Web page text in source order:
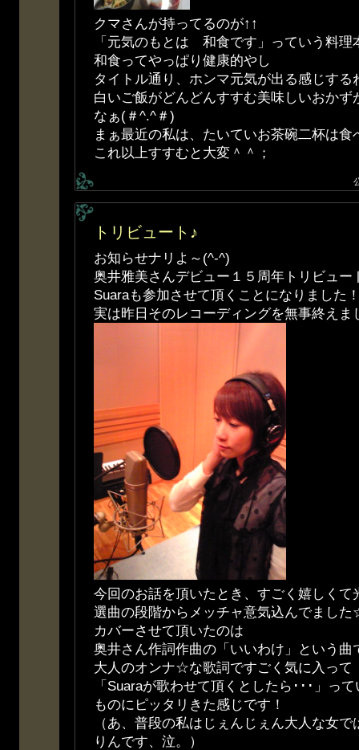
クマさんが持ってるのが↑↑
「元気のもとは 和食です」っていう料理
和食ってやっぱり健康的やし
タイトル通り、ホンマ元気が出る感じする
白いご飯がどんどんすすむ美味しいおかず
なぁ(＃^.^＃)
まぁ最近の私は、たいていお茶碗二杯は食
これ以上すすむと大変＾＾；
トリビュート♪
お知らせナリよ～(^-^)
奥井雅美さんデビュー１５周年トリビュー
Suaraも参加させて頂くことになりました
実は昨日そのレコーディングを無事終えま
今回のお話を頂いたとき、すごく嬉しくて
選曲の段階からメッチャ意気込んでまし
カバーさせて頂いたのは
奥井さん作詞作曲の「いいわけ」という曲
大人のオンナ☆な歌詞ですごく気に入って
「Suaraが歌わせて頂くとしたら･･･」っ
ものにピッタリきた感じです！
（あ、普段の私はじぇんじぇん大人な女
りんです、泣。）